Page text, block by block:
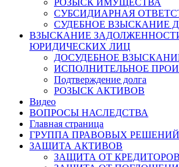
РОЗЫСК ИМУЩЕСТВА
СУБСИДИАРНАЯ
СУДЕБНОЕ ВЗЫСКАНИЕ
ВЗЫСКАНИЕ
ЮРИДИЧЕСКИХ ЛИЦ
ДОСУДЕБНОЕ
ИСПОЛНИТЕЛЬНОЕ
Подтверждение долга
РОЗЫСК АКТИВОВ
Видео
ВОПРОСЫ НАСЛЕДСТВА
Главная страница
ГРУППА ПРАВОВЫХ РЕШЕНИЙ
ЗАЩИТА АКТИВОВ
ЗАЩИТА ОТ КРЕДИТОРОВ